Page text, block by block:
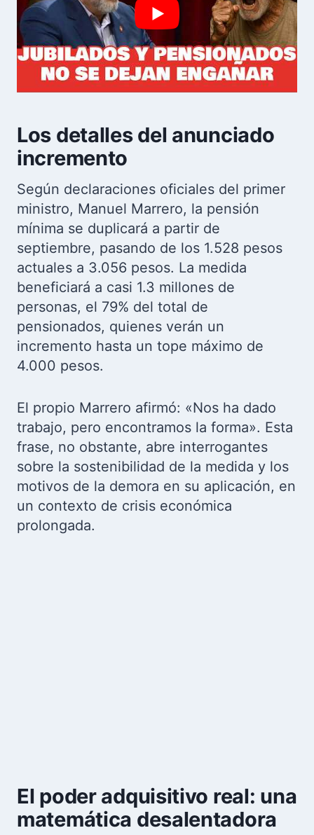
Los detalles del anunciado
incremento
Según declaraciones oficiales del primer
ministro, Manuel Marrero, la pensión
mínima se duplicará a partir de
septiembre, pasando de los 1.528 pesos
actuales a 3.056 pesos. La medida
beneficiará a casi 1.3 millones de
personas, el 79% del total de
pensionados, quienes verán un
incremento hasta un tope máximo de
4.000 pesos.
El propio Marrero afirmó: «Nos ha dado
trabajo, pero encontramos la forma». Esta
frase, no obstante, abre interrogantes
sobre la sostenibilidad de la medida y los
motivos de la demora en su aplicación, en
un contexto de crisis económica
prolongada.
El poder adquisitivo real: una
matemática desalentadora